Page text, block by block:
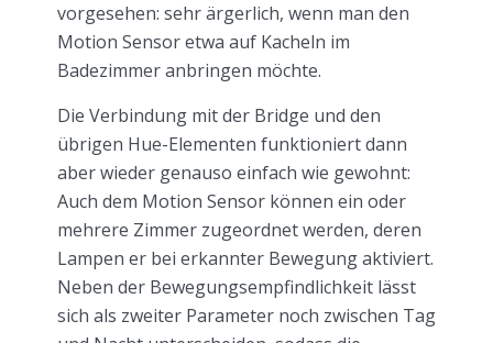
vorgesehen: sehr ärgerlich, wenn man den
Motion Sensor etwa auf Kacheln im
Badezimmer anbringen möchte.
Die Verbindung mit der Bridge und den
übrigen Hue-Elementen funktioniert dann
aber wieder genauso einfach wie gewohnt:
Auch dem Motion Sensor können ein oder
mehrere Zimmer zugeordnet werden, deren
Lampen er bei erkannter Bewegung aktiviert.
Neben der Bewegungsempfindlichkeit lässt
sich als zweiter Parameter noch zwischen Tag